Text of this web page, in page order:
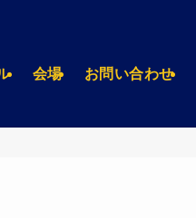
会場 お問い合わせ